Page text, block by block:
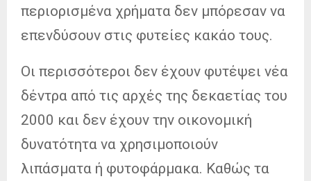
περιορισμένα χρήματα δεν μπόρεσαν να
επενδύσουν στις φυτείες κακάο τους.
Οι περισσότεροι δεν έχουν φυτέψει νέα
δέντρα από τις αρχές της δεκαετίας του
2000 και δεν έχουν την οικονομική
δυνατότητα να χρησιμοποιούν
λιπάσματα ή φυτοφάρμακα. Καθώς τα